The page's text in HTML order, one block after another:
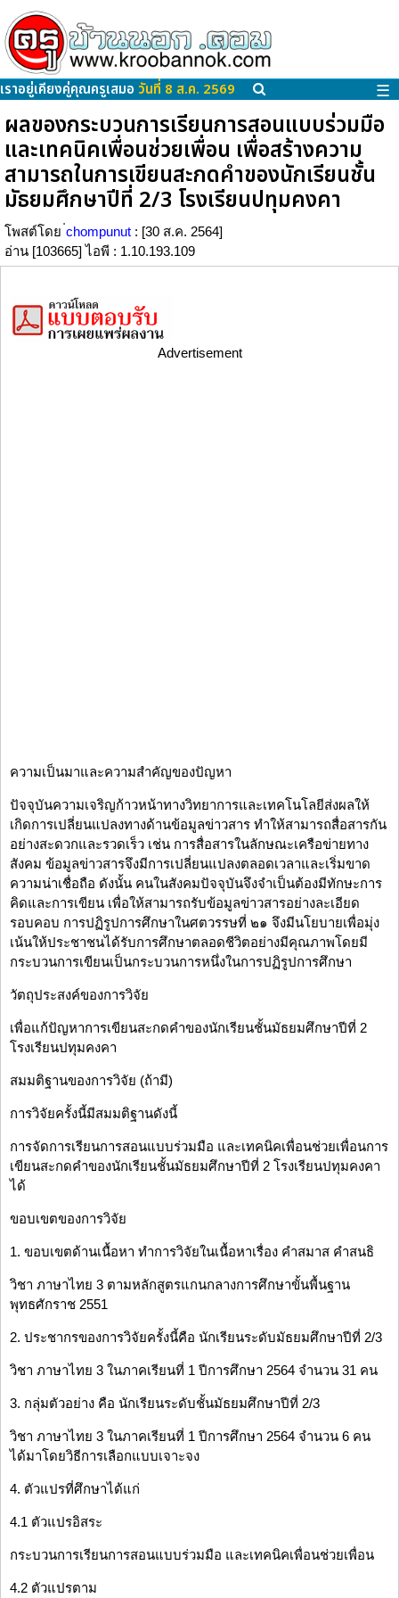
เราอยู่เคียงคู่คุณครูเสมอ วันที่ 8 ส.ค. 2569 ☰
ผลของกระบวนการเรียนการสอนแบบร่วมมือ
และเทคนิคเพื่อนช่วยเพื่อน เพื่อสร้างความ
สามารถในการเขียนสะกดคำของนักเรียนชั้น
มัธยมศึกษาปีที่ 2/3 โรงเรียนปทุมคงคา
โพสต์โดย ่chompunut : [30 ส.ค. 2564]
อ่าน [103665] ไอพี : 1.10.193.109
Advertisement
ความเป็นมาและความสำคัญของปัญหา
ปัจจุบันความเจริญก้าวหน้าทางวิทยาการและเทคโนโลยีส่งผลให้
เกิดการเปลี่ยนแปลงทางด้านข้อมูลข่าวสาร ทำให้สามารถสื่อสารกัน
อย่างสะดวกและรวดเร็ว เช่น การสื่อสารในลักษณะเครือข่ายทาง
สังคม ข้อมูลข่าวสารจึงมีการเปลี่ยนแปลงตลอดเวลาและเริ่มขาด
ความน่าเชื่อถือ ดังนั้น คนในสังคมปัจจุบันจึงจำเป็นต้องมีทักษะการ
คิดและการเขียน เพื่อให้สามารถรับข้อมูลข่าวสารอย่างละเอียด
รอบคอบ การปฏิรูปการศึกษาในศตวรรษที่ ๒๑ จึงมีนโยบายเพื่อมุ่ง
เน้นให้ประชาชนได้รับการศึกษาตลอดชีวิตอย่างมีคุณภาพโดยมี
กระบวนการเขียนเป็นกระบวนการหนึ่งในการปฏิรูปการศึกษา
วัตถุประสงค์ของการวิจัย
เพื่อแก้ปัญหาการเขียนสะกดคำของนักเรียนชั้นมัธยมศึกษาปีที่ 2
โรงเรียนปทุมคงคา
สมมติฐานของการวิจัย (ถ้ามี)
การวิจัยครั้งนี้มีสมมติฐานดังนี้
การจัดการเรียนการสอนแบบร่วมมือ และเทคนิคเพื่อนช่วยเพื่อนการ
เขียนสะกดคำของนักเรียนชั้นมัธยมศึกษาปีที่ 2 โรงเรียนปทุมคงคา
ได้
ขอบเขตของการวิจัย
1. ขอบเขตด้านเนื้อหา ทำการวิจัยในเนื้อหาเรื่อง คำสมาส คำสนธิ
วิชา ภาษาไทย 3 ตามหลักสูตรแกนกลางการศึกษาขั้นพื้นฐาน
พุทธศักราช 2551
2. ประชากรของการวิจัยครั้งนี้คือ นักเรียนระดับมัธยมศึกษาปีที่ 2/3
วิชา ภาษาไทย 3 ในภาคเรียนที่ 1 ปีการศึกษา 2564 จำนวน 31 คน
3. กลุ่มตัวอย่าง คือ นักเรียนระดับชั้นมัธยมศึกษาปีที่ 2/3
วิชา ภาษาไทย 3 ในภาคเรียนที่ 1 ปีการศึกษา 2564 จำนวน 6 คน
ได้มาโดยวิธีการเลือกแบบเจาะจง
4. ตัวแปรที่ศึกษาได้แก่
4.1 ตัวแปรอิสระ
กระบวนการเรียนการสอนแบบร่วมมือ และเทคนิคเพื่อนช่วยเพื่อน
4.2 ตัวแปรตาม